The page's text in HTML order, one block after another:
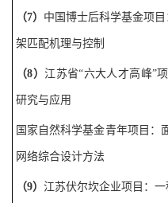
（7） 中国博士后科学基金项目
架匹配机理与控制
（8）江苏省“六大人才高峰”
研究与应用
国家自然科学基金青年项目 ：
网络综合设计方法
（9） 江苏伏尔坎企业项目： 一